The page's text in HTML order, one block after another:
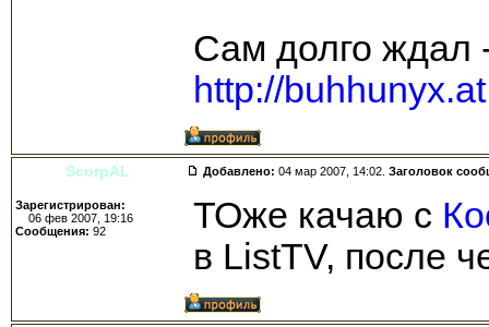
Сам долго ждал
http://
ScorpAL Добавлено: 04 мар 2007, 14:02. Заголовок
Зарегистрирован:
06 фев 2007, 19:16
Сообщения: 92 ТОже качаю с
в ListTV, после